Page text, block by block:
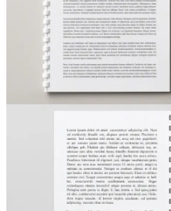
Вакансии
О компании
Написать директору
Арендодателям
Портфолио
Франшиза
Контакты